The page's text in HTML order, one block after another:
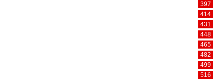
397
414
431
448
465
482
499
516